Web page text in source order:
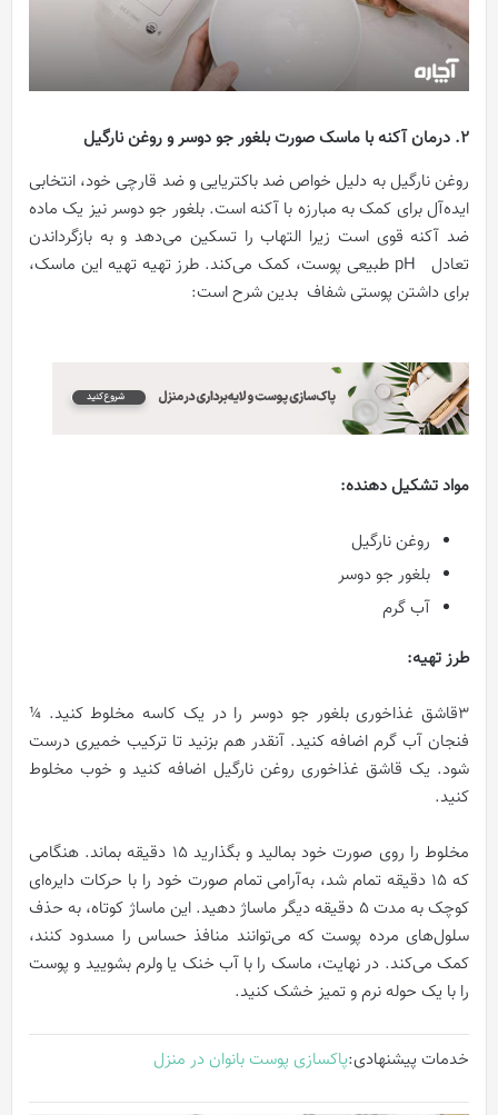
2. درمان آکنه با ماسک صورت بلغور جو دوسر و روغن نارگیل
روغن نارگیل به دلیل خواص ضد باکتریایی و ضد قارچی خود، انتخابی
ایده‌آل برای کمک به مبارزه با آکنه است. بلغور جو دوسر نیز یک ماده
ضد آکنه قوی است زیرا التهاب را تسکین می‌دهد و به بازگرداندن
تعادل pH طبیعی پوست، کمک می‌کند. طرز تهیه تهیه این ماسک،
برای داشتن پوستی شفاف بدین شرح است:
مواد تشکیل دهنده:
روغن نارگیل
بلغور جو دوسر
آب گرم
طرز تهیه:
3قاشق غذاخوری بلغور جو دوسر را در یک کاسه مخلوط کنید. ¼
فنجان آب گرم اضافه کنید. آنقدر هم بزنید تا ترکیب خمیری درست
شود. یک قاشق غذاخوری روغن نارگیل اضافه کنید و خوب مخلوط
کنید.
مخلوط را روی صورت خود بمالید و بگذارید 15 دقیقه بماند. هنگامی
که 15 دقیقه تمام شد، به‌آرامی تمام صورت خود را با حرکات دایره‌ای
کوچک به مدت 5 دقیقه دیگر ماساژ دهید. این ماساژ کوتاه، به حذف
سلول‌های مرده پوست که می‌توانند منافذ حساس را مسدود کنند،
کمک می‌کند. در نهایت، ماسک را با آب خنک یا ولرم بشویید و پوست
را با یک حوله نرم و تمیز خشک کنید.
خدمات پیشنهادی:پاکسازی پوست بانوان در منزل